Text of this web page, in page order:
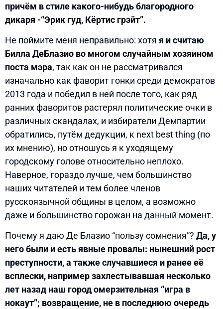
причём в стиле какого-нибудь благородного
дикаря -“Эрик гуд, Кёртис грэйт”.
Не поймите меня неправильно: хотя я и считаю
Билла ДеБлазио во многом случайным хозяином
поста мэра, так как он не рассматривался
изначально как фаворит гонки среди демократов
2013 года и победил в ней после того, как ряд
ранних фаворитов растерял политические очки в
различных скандалах, и избиратели Демпартии
обратились, путём дедукции, к next best thing (по
их мнению), но отношусь я к уходящему
городскому голове относительно неплохо.
Наверное, гораздо лучше, чем большинство
наших читателей и тем более членов
русскоязычной общины в целом, а возможно
даже и большинство горожан на данный момент.
Почему я даю Де Блазио “пользу сомнения”? Да, у
него были и есть явные провалы: нынешний рост
преступности, а также случавшиеся и ранее её
всплески, например захлестывавшая несколько
лет назад наш город омерзительная “игра в
нокаут”; возвращение, не в последнюю очередь